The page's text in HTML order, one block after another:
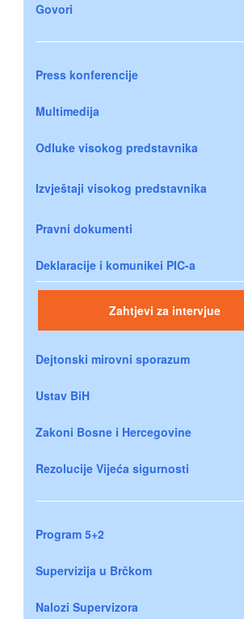
Govori
Press konferencije
Multimedija
Odluke visokog predstavnika
Izvještaji visokog predstavnika
Pravni dokumenti
Deklaracije i komunikei PIC-a
Zahtjevi za intervjue
Dejtonski mirovni sporazum
Ustav BiH
Zakoni Bosne i Hercegovine
Rezolucije Vijeća sigurnosti
Program 5+2
Supervizija u Brčkom
Nalozi Supervizora